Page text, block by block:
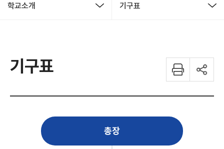
학교소개 기구표
기구표
총장